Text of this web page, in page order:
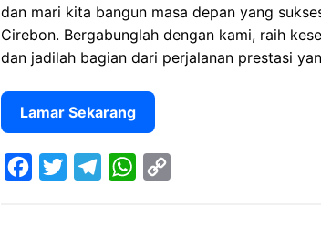
dan mari kita bangun masa depan yang
Cirebon. Bergabunglah dengan kami, raih
dan jadilah bagian dari perjalanan prestasi
Lamar Sekarang